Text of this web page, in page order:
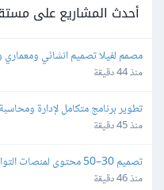
أحدث المشاريع على
وحدائق  تصميم كامل للمشروع
منذ 44 دقيقة
تطوير برنامج متكامل لإدارة
منذ 45 دقيقة
بالفوتوشوب
منذ 46 دقيقة